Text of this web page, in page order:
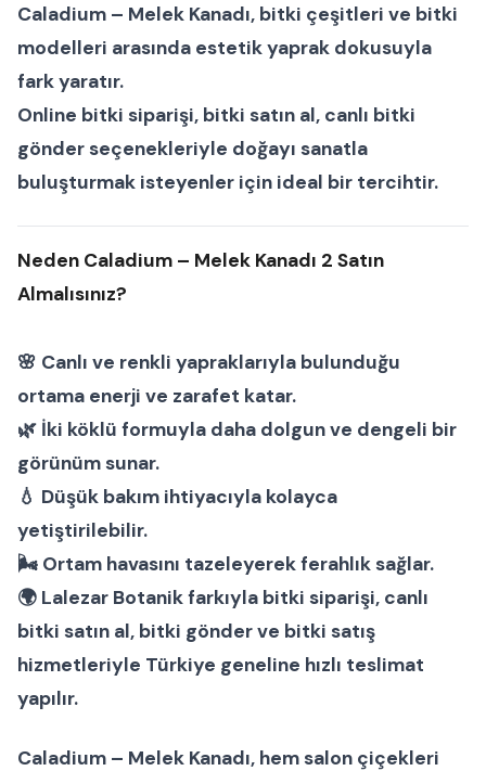
Caladium – Melek Kanadı, bitki çeşitleri ve bitki
modelleri arasında estetik yaprak dokusuyla
fark yaratır.
Online bitki siparişi, bitki satın al, canlı bitki
gönderseçenekleriyle doğayı sanatla
buluşturmak isteyenler için ideal bir tercihtir.
Neden Caladium – Melek Kanadı 2 Satın
Almalısınız?
🌸 Canlı ve renkli yapraklarıyla bulunduğu
ortama enerji ve zarafet katar.
🌿 İki köklü formuyla daha dolgun ve dengeli bir
görünüm sunar.
💧 Düşük bakım ihtiyacıyla kolayca
yetiştirilebilir.
🌬 Ortam havasını tazeleyerek ferahlık sağlar.
🌍 Lalezar Botanik farkıyla bitki siparişi, canlı
bitki satın al, bitki gönderve bitki satış
hizmetleriyle Türkiye geneline hızlı teslimat
yapılır.
Caladium – Melek Kanadı, hemsalon çiçekleri